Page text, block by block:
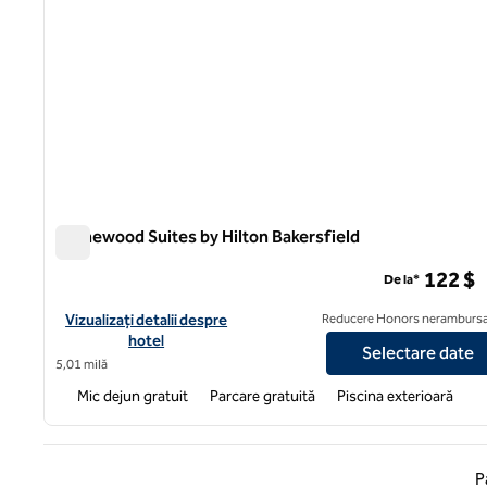
Homewood Suites by Hilton Bakersfield
Vizualizați detaliile hotelului pentru Homewood Suites by Hilton
Vizualizați detalii despre
hotel
5,01 milă
De la* 122 $
Reducere Honors
Selectare date
Mic dejun gratuit Parcare gratuită Piscina exterioară